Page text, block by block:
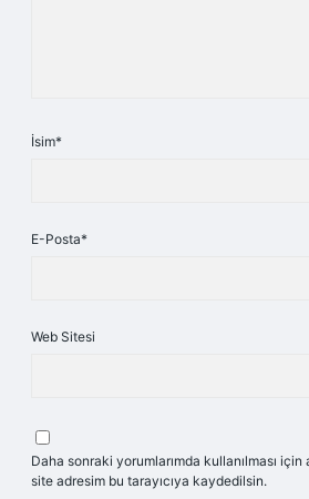
İsim*
E-Posta*
Web Sitesi
Daha sonraki yorumlarımda kullanılması
site adresim bu tarayıcıya kaydedilsin.